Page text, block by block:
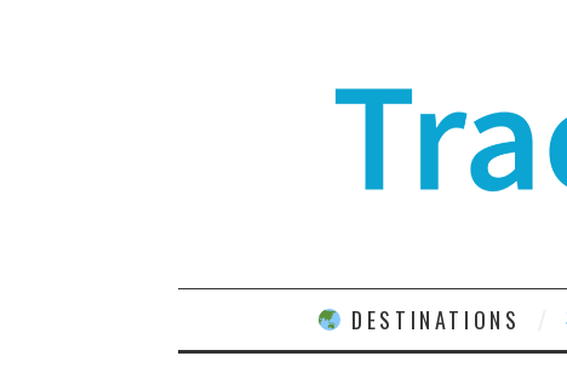
DESTINATIONS